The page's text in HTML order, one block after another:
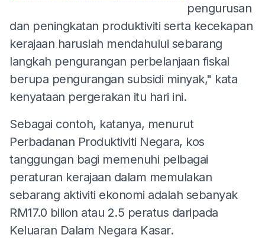
pengurusan
dan peningkatan produktiviti serta kecekapan
kerajaan haruslah mendahului sebarang
langkah pengurangan perbelanjaan fiskal
berupa pengurangan subsidi minyak," kata
kenyataan pergerakan itu hari ini.
Sebagai contoh, katanya, menurut
Perbadanan Produktiviti Negara, kos
tanggungan bagi memenuhi pelbagai
peraturan kerajaan dalam memulakan
sebarang aktiviti ekonomi adalah sebanyak
RM17.0 bilion atau 2.5 peratus daripada
Keluaran Dalam Negara Kasar.